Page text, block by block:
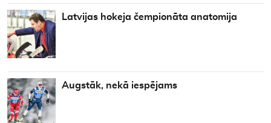
Latvijas hokeja čempionāta anatomija
Augstāk, nekā iespējams